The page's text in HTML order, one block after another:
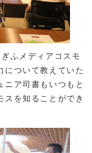
ふメディアコスモ
について教えていた
ニア司書もいつもと
スを知ることができ